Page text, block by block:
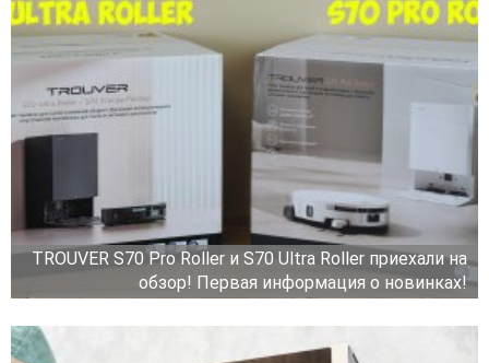
TROUVER S70 Pro Roller и S70 Ultra Roller приехали на
обзор! Первая информация о новинках!